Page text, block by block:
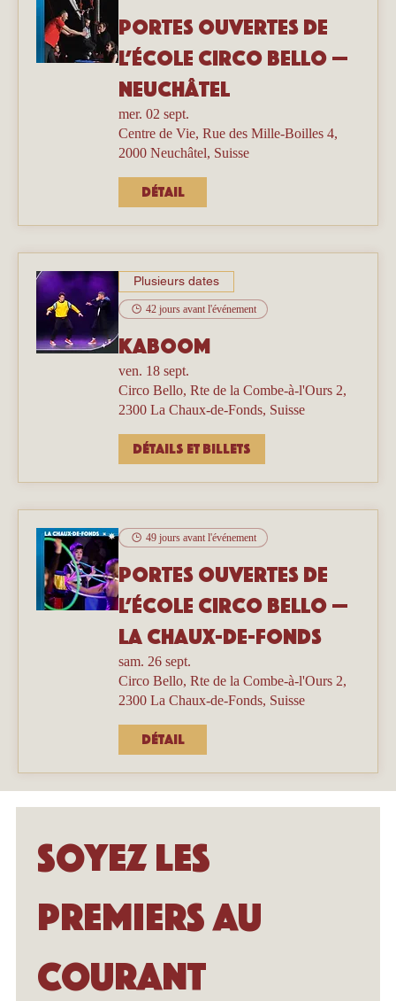
Portes ouvertes de
l’école Circo Bello —
Neuchâtel
mer. 02 sept.
Centre de Vie, Rue des Mille-Boilles 4,
2000 Neuchâtel, Suisse
Détail
Plusieurs dates
42 jours avant l'événement
Kaboom
ven. 18 sept.
Circo Bello, Rte de la Combe-à-l'Ours 2,
2300 La Chaux-de-Fonds, Suisse
Détails et billets
49 jours avant l'événement
Portes ouvertes de
l’école Circo Bello —
La Chaux-de-Fonds
sam. 26 sept.
Circo Bello, Rte de la Combe-à-l'Ours 2,
2300 La Chaux-de-Fonds, Suisse
Détail
Soyez les
premiers au
courant